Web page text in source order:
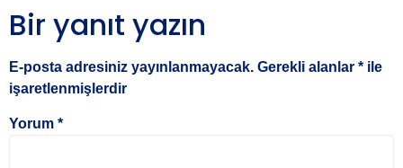
Bir yanıt yazın
E-posta adresiniz yayınlanmayacak. Gerekli alanlar * ile
işaretlenmişlerdir
Yorum *